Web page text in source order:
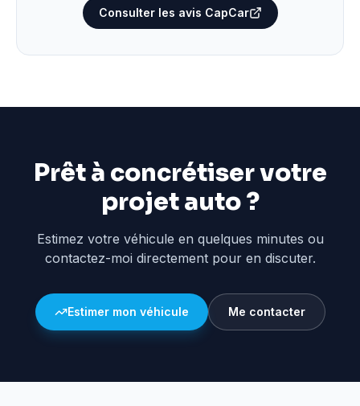
Consulter les avis CapCar
Prêt à concrétiser votre
projet auto ?
Estimez votre véhicule en quelques minutes ou
contactez-moi directement pour en discuter.
Estimer mon véhicule Me contacter